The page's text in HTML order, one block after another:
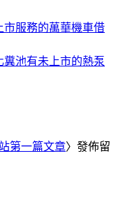
市服務的萬華機車借
池有未上市的熱泵
第一篇文章〉發佈留